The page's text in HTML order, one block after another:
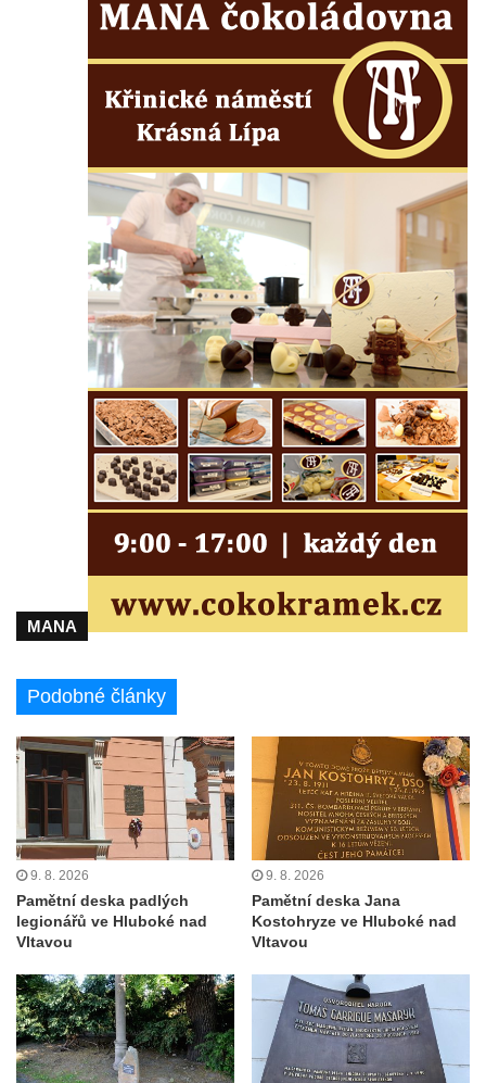
nad Desnou v Tanvaldu
Kenotaf Josefa Staritze na hřbitově ve
Starých Křečanech
Hrob Antona Reintsche na hřbitově ve
Starých Křečanech
Hrob rodiny Klingerových na hřbitově ve
Starých Křečanech
Pomník obětem 1. světové války v
Tyršových sadech v Jablonci nad Nisou
Pamětní desky obětem 1. světové války na
kapli svaté Alžběty Durynské v Dolních
Křečanech
Pomník Theodora Körnera v Tyršově ulici v
Šluknově
Pomník Františka Josefa I. u křížové cesty
ve Šluknově
MÚ v ulici 2. polské armády v Rumburku
Kenotaf Richarda Grossmanna na hřbitově
Hrob Jiřího Kasala na hřbitově v Dubé
v Dubé
Pomník obětem 2. světové války v Dubé
Pomník obětem Rumburské vzpoury u
hřbitova v Rumburku
Pomník obětem 1. světové války na hřbitově
ve Velkém Šenově
Hrob Petra Záhorky na hřbitově ve Velkém
Šenově
Hrob Rudolfa Hovorky na hřbitově ve
Velkém Šenově
Hrob Ondreje Gurina na hřbitově ve Velkém
MANA
Podobné články
9. 8. 2026
Pamětní deska padlých
legionářů ve Hluboké nad
Vltavou
9. 8. 2026
Pamětní deska Jana
Kostohryze ve Hluboké nad
Vltavou